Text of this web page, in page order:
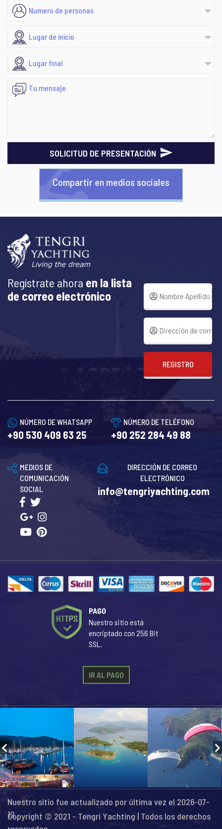
SOLICITUD DE PRESENTACIÓN
Compartir en medios sociales
Regístrate ahora en la lista
de correo electrónico
REGISTRO
NÚMERO DE WHATSAPP
+90 530 409 63 25
NÚMERO DE TELÉFONO
+90 252 284 49 88
DIRECCIÓN DE CORREO
ELECTRÓNICO
info@tengriyachting.com
MEDIOS DE
COMUNICACIÓN
SOCIAL
PAGO
Nuestro sitio está
encriptado con 256 Bit
SSL.
IR AL PAGO
Nuestro sitio fue actualizado por última vez el 2026-07-
12
Copyright © 2021 - Tengri Yachting | Todos los derechos